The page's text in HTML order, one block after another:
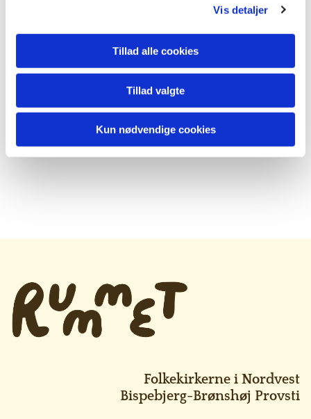
Vis detaljer
Tillad alle cookies
Tillad valgte
Kun nødvendige cookies
Folkekirkerne i Nordvest
Bispebjerg-Brønshøj Provsti